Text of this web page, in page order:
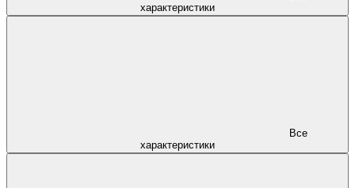
характеристики
характеристики